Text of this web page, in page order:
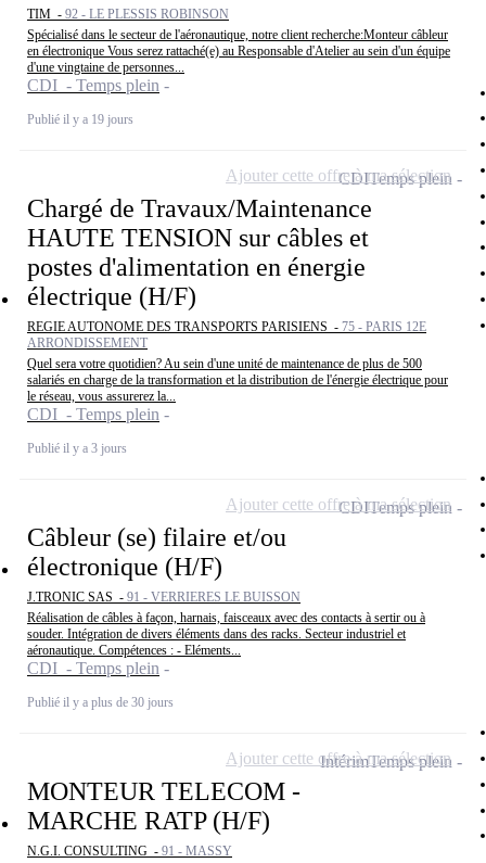
TIM - 92 - LE PLESSIS ROBINSON
Spécialisé dans le secteur de l'aéronautique, notre client recherche:Monteur câbleur
en électronique Vous serez rattaché(e) au Responsable d'Atelier au sein d'un équipe
d'une vingtaine de personnes...
CDI - Temps plein
Publié il y a 19 jours
Chargé de Travaux/Maintenance
HAUTE TENSION sur câbles et
postes d'alimentation en énergie
électrique (H/F)
REGIE AUTONOME DES TRANSPORTS PARISIENS - 75 - PARIS 12E
ARRONDISSEMENT
Quel sera votre quotidien? Au sein d'une unité de maintenance de plus de 500
salariés en charge de la transformation et la distribution de l'énergie électrique pour
le réseau, vous assurerez la...
CDI - Temps plein
Publié il y a 3 jours
CDITemps plein
Ajouter cette offre à ma sélection
Câbleur (se) filaire et/ou
électronique (H/F)
J.TRONIC SAS - 91 - VERRIERES LE BUISSON
Réalisation de câbles à façon, harnais, faisceaux avec des contacts à sertir ou à
souder. Intégration de divers éléments dans des racks. Secteur industriel et
aéronautique. Compétences : - Eléments...
CDI - Temps plein
Publié il y a plus de 30 jours
CDITemps plein
Ajouter cette offre à ma sélection
MONTEUR TELECOM -
MARCHE RATP (H/F)
N.G.I. CONSULTING - 91 - MASSY
IntérimTemps plein
Ajouter cette offre à ma sélection